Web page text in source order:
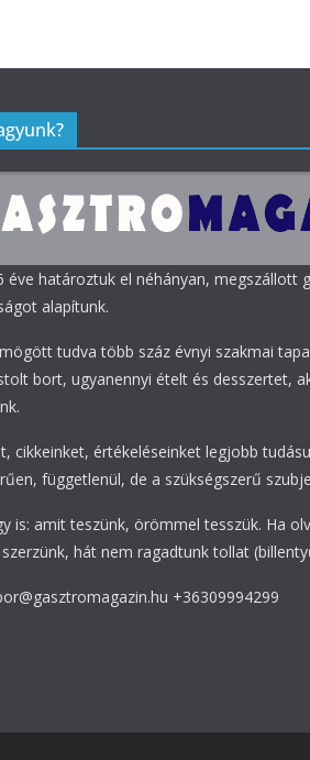
éve határoztuk el néhányan, megszállott
alapítunk.
tudva több száz évnyi szakmai
bort, ugyanennyi ételt és desszertet,
cikkeinket, értékeléseinket legjobb
függetlenül, de a szükségszerű
is: amit teszünk, örömmel tesszük. Ha
hát nem ragadtunk tollat
+36309994299